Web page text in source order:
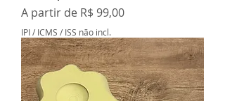
A partir de R$ 99,00
Preço promocional
IPI / ICMS / ISS não incl.